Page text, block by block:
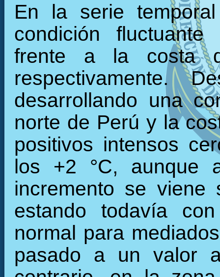
En la serie
condición
frente a la costa
respectivamente.
desarrollando una
norte de Perú y la
positivos intensos
los +2 °C, aunque
incremento se viene
estando todavía
normal para
pasado a un valor